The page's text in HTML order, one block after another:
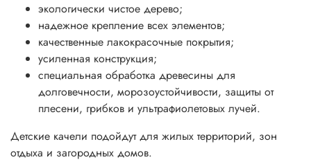
экологически чистое дерево;
надежное крепление всех элементов;
качественные лакокрасочные покрытия;
усиленная конструкция;
специальная обработка древесины для
долговечности, морозоустойчивости, защиты от
плесени, грибков и ультрафиолетовых лучей.
Детские качели подойдут для жилых территорий, зон
отдыха и загородных домов.